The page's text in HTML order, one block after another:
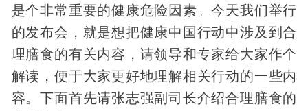
是个非常重要的健康危险因素。今天我们举行
的发布会，就是想把健康中国行动中涉及到合
理膳食的有关内容，请领导和专家给大家作个
解读，便于大家更好地理解相关行动的一些内
容。下面首先请张志强副司长介绍合理膳食的